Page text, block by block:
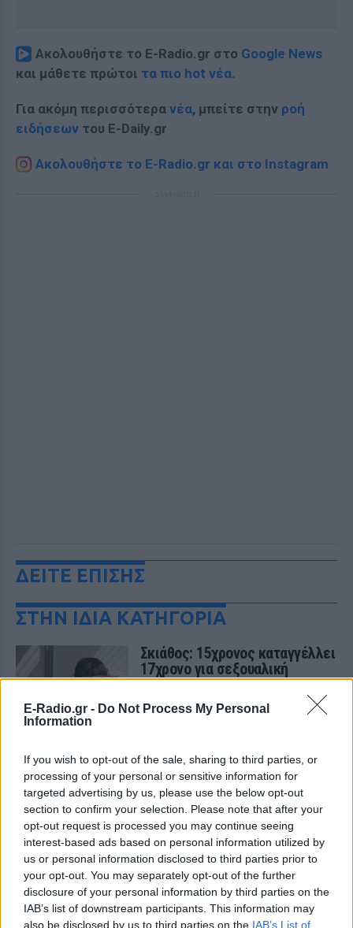
E-Radio.gr - Do Not Process My Personal
Information
If you wish to opt-out of the sale, sharing to third parties, or
processing of your personal or sensitive information for
targeted advertising by us, please use the below opt-out
section to confirm your selection. Please note that after your
opt-out request is processed you may continue seeing
interest-based ads based on personal information utilized by
us or personal information disclosed to third parties prior to
your opt-out. You may separately opt-out of the further
disclosure of your personal information by third parties on the
IAB’s list of downstream participants. This information may
also be disclosed by us to third parties on the IAB’s List of
Ακολουθήστε το E-Radio.gr στο Google News
και μάθετε πρώτοι τα πιο hot νέα.
Για ακόμη περισσότερα νέα, μπείτε στην ροή
ειδήσεων του E-Daily.gr
Ακολουθήστε το E-Radio.gr και στο Instagram
ΔΕΙΤΕ ΕΠΙΣΗΣ
ΣΤΗΝ ΙΔΙΑ ΚΑΤΗΓΟΡΙΑ
Σκιάθος: 15χρονος καταγγέλλει
17χρονο για σεξουαλική
κακοποίηση επί χρόνια
ΣΉΜΕΡΑ
Σκιάθου στις 8 Αυγούστου - δικογραφία
έχει ήδη σχηματιστεί.
Καρέτσας: Η γκολάρα‑σόλο με
τη Borussia Dortmund κόντρα
στην Arsenal του Τζόλη
ΣΉΜΕΡΑ
Ο 18χρονος Έλληνας επιθετικός σκόραρε
στο 29ο λεπτό της φιλικής αναμέτρησης
στο Emirates, διαμορφώνοντας το 2-0 για
τους Βεστφαλούς.